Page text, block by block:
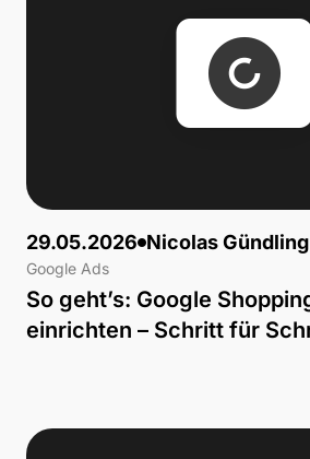
29.05.2026 Nicolas Gündling
Google Ads
So geht’s: Google
einrichten – Schritt für